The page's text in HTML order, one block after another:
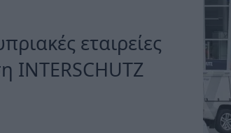
εταιρείες
INTERSCHUTZ